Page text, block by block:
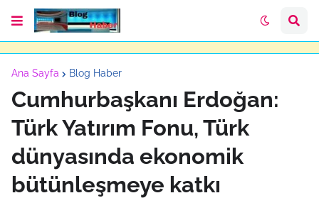
Ana Sayfa Blog Haber
Cumhurbaşkanı Erdoğan:
Türk Yatırım Fonu, Türk
dünyasında ekonomik
bütünleşmeye katkı